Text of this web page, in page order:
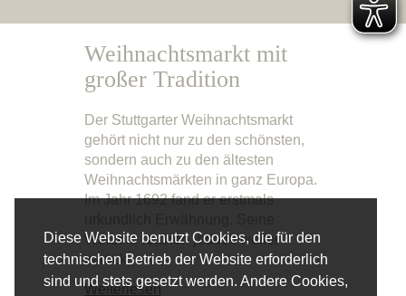
Diese Website benutzt Cookies, die für den
technischen Betrieb der Website erforderlich
sind und stets gesetzt werden. Andere Cookies,
Weihnachtsmarkt mit
großer Tradition
Der Stuttgarter Weihnachtsmarkt
gehört nicht nur zu den schönsten,
sondern auch zu den ältesten
Weihnachtsmärkten in ganz Europa.
Im Jahr 1692 fand er erstmals
Wurzeln reichen jedoch weiter
zurück.
Weiterlesen